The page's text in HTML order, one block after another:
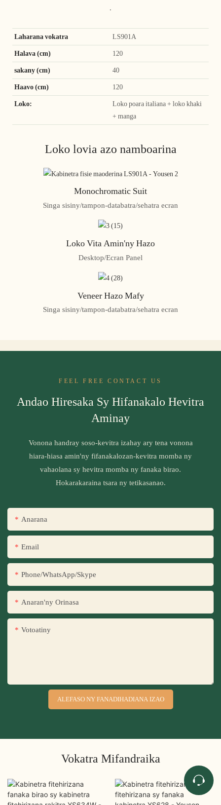
.
Laharana vokatra LS901A
Halava (cm) 120
sakany (cm) 40
Haavo (cm) 120
Loko:
Loko poara italiana + loko khaki
+ manga
Loko lovia azo namboarina
Monochromatic Suit
Singa sisiny/tampon-databatra/sehatra ecran
Loko Vita Amin'ny Hazo
Desktop/Ecran Panel
Veneer Hazo Mafy
Singa sisiny/tampon-databatra/sehatra ecran
FEEL FREE CONTACT US
Andao Hiresaka Sy Hifanakalo Hevitra
Aminay
Vonona handray soso-kevitra izahay ary tena vonona
hiara-hiasa amin'ny fifanakalozan-kevitra momba ny
vahaolana sy hevitra momba ny fanaka birao.
Hokarakaraina tsara ny tetikasanao.
Anarana
Email
Phone/WhatsApp/Skype
Anaran'ny Orinasa
Votoatiny
ALEFASO NY FANADIHADIANA IZAO
Vokatra Mifandraika